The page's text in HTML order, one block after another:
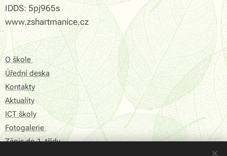
IDDS: 5pj965s
www.zshartmanice.cz
O škole
Úřední deska
Kontakty
Aktuality
ICT školy
Fotogalerie
Zápis do 1. třídy